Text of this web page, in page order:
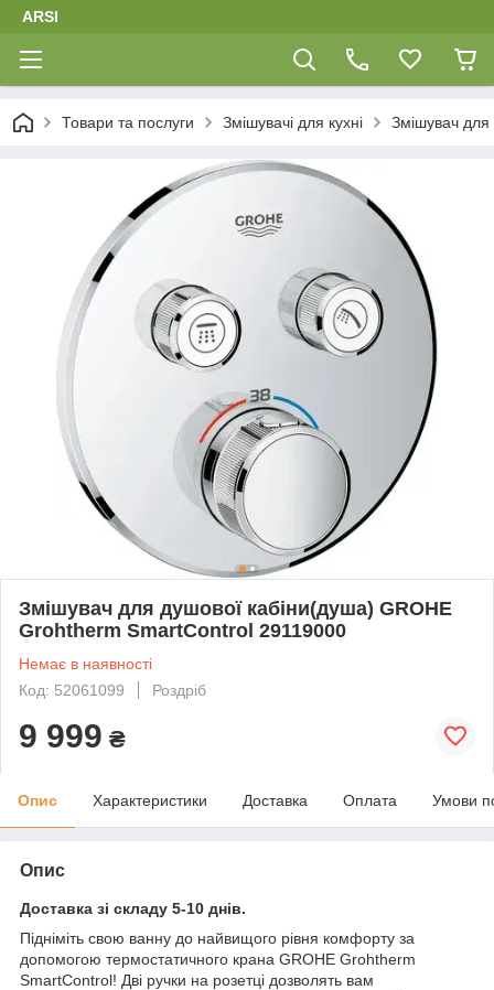
ARSI
Товари та послуги Змішувачі для кухні Змішувач
Змішувач для душової кабіни(душа) GROHE
Grohtherm SmartControl 29119000
Немає в наявності
Код: 52061099
Роздріб
9 999 ₴
Опис Характеристики Доставка Оплата Умови
Опис
Доставка зі складу 5-10 днів.
Підніміть свою ванну до найвищого рівня комфорту за
допомогою термостатичного крана GROHE Grohtherm
SmartControl! Дві ручки на розетці дозволять вам